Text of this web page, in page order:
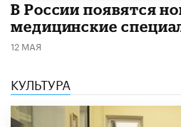
В России появятся
медицинские
12 МАЯ
КУЛЬТУРА